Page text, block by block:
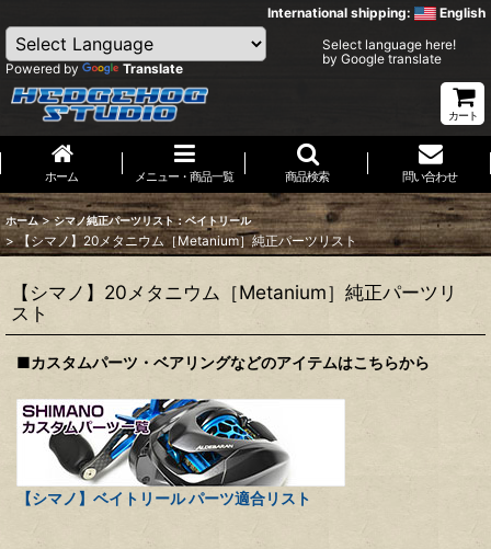
International shipping: English
Powered by Translate
Select language here!
by Google translate
カート
ホーム メニュー・商品一覧 商品検索 問い合わせ
ホーム > シマノ純正パーツリスト：ベイトリール
> 【シマノ】20メタニウム［Metanium］純正パーツリスト
【シマノ】20メタニウム［Metanium］純正パーツリ
スト
■カスタムパーツ・ベアリングなどのアイテムはこちらから
【シマノ】ベイトリール パーツ適合リスト